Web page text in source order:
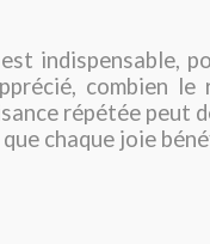
indispensable,
combien le
répétée peut
chaque joie